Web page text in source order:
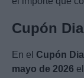
Cupón
En el Cupón
mayo de 2026